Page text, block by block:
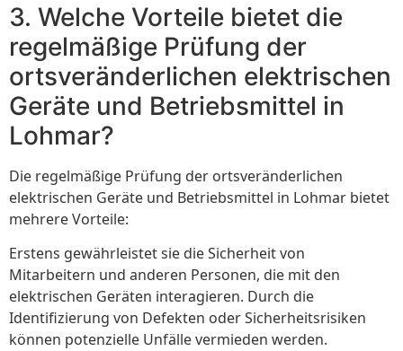
3. Welche Vorteile bietet die
regelmäßige Prüfung der
ortsveränderlichen elektrischen
Geräte und Betriebsmittel in
Lohmar?
Die regelmäßige Prüfung der ortsveränderlichen
elektrischen Geräte und Betriebsmittel in Lohmar bietet
mehrere Vorteile:
Erstens gewährleistet sie die Sicherheit von
Mitarbeitern und anderen Personen, die mit den
elektrischen Geräten interagieren. Durch die
Identifizierung von Defekten oder Sicherheitsrisiken
können potenzielle Unfälle vermieden werden.